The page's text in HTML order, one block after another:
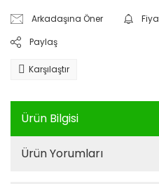
Arkadaşına Öner
Paylaş
Karşılaştır
Ürün Bilgisi
Ürün Yorumları